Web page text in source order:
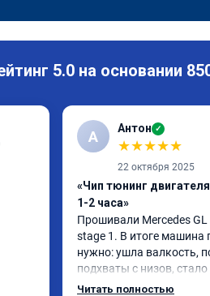
5.0 на основании
А Антон ✓
★★★★★
22 октября 2025
«Чип тюнинг
1-2 часа»
Прошивали Mercedes GL
stage 1. В итоге машина
нужно: ушла валкость,
подхваты с низов, стало
Одни из лучших трат, в
Читать полностью